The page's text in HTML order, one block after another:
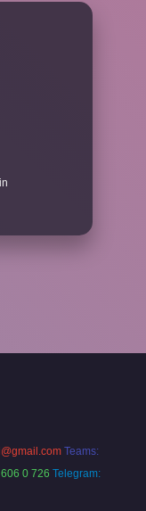
Teams:
0 726 Telegram: